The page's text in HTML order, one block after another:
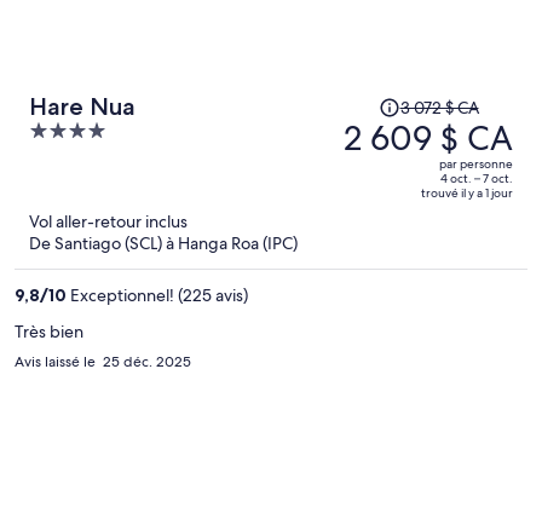
Hare Nua
4
prix
était
de 3 072 $ CA,
3 072 $ CA
2 609 $ CA
par personne
4 oct. – 7 oct.
trouvé il y a 1 jour
Vol aller-retour inclus
De Santiago (SCL) à Hanga Roa (IPC)
9,8/10 Exceptionnel! (225 avis)
Très bien
Avis laissé le 25 déc. 2025